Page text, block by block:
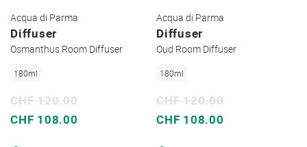
Acqua di Parma
Diffuser
Osmanthus Room Diffuser
180ml
Sonderpreis
CHF 108.00
CHF 120.00
Acqua di Parma
Diffuser
Oud Room Diffuser
180ml
Sonderpreis
CHF 108.00
CHF 120.00